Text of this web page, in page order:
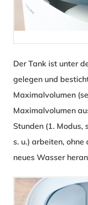
Der Tank ist unter
gelegen und
Maximalvolumen
Maximalvolumen
Stunden (1. Modus,
s. u.) arbeiten,
neues Wasser